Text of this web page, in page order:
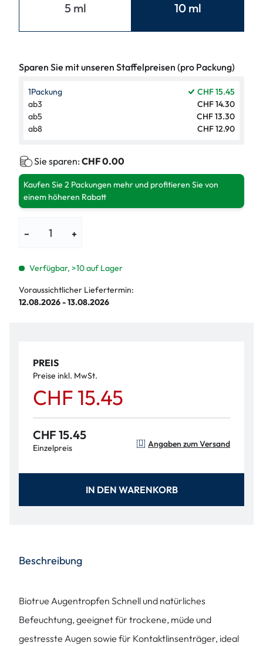
5 ml 10 ml
Sparen Sie mit unseren Staffelpreisen (pro Packung)
1Packung
CHF 15.45
ab3
CHF 14.30
ab5
CHF 13.30
ab8 CHF 12.90
Sie sparen: CHF 0.00
Kaufen Sie 2 Packungen mehr und profitieren Sie von
einem höheren Rabatt
− +
Verfügbar, >10 auf Lager
Voraussichtlicher Liefertermin:
12.08.2026 - 13.08.2026
PREIS
Preise inkl. MwSt.
CHF 15.45
CHF 15.45
Einzelpreis Angaben zum Versand
IN DEN WARENKORB
Beschreibung
Biotrue Augentropfen Schnell und natürliches
Befeuchtung, geeignet für trockene, müde und
gestresste Augen sowie für Kontaktlinsenträger, ideal